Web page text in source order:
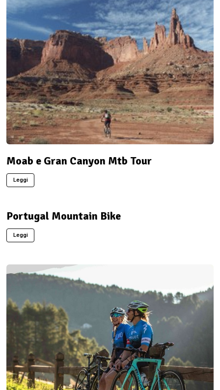
Moab e Gran Canyon Mtb Tour
Leggi
Portugal Mountain Bike
Leggi